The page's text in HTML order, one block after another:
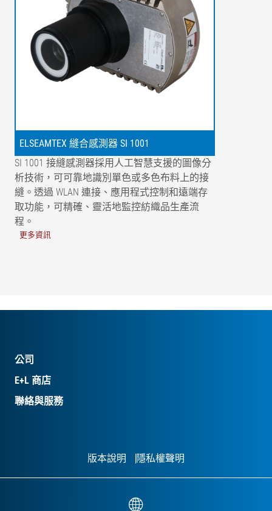
ELSEAMTEX 縫合感測器 SI 1001
SI 1001 接縫感測器採用人工智慧支援的圖像分
析技術，可可靠地識別單色或多色布料上的接
縫。透過 WLAN 連接、應用程式控制和遠端存
取功能，可精確、靈活地監控紡織品生產流
程。
更多資訊
公司
E+L 商店
聯絡與服務
版本說明 隱私權聲明